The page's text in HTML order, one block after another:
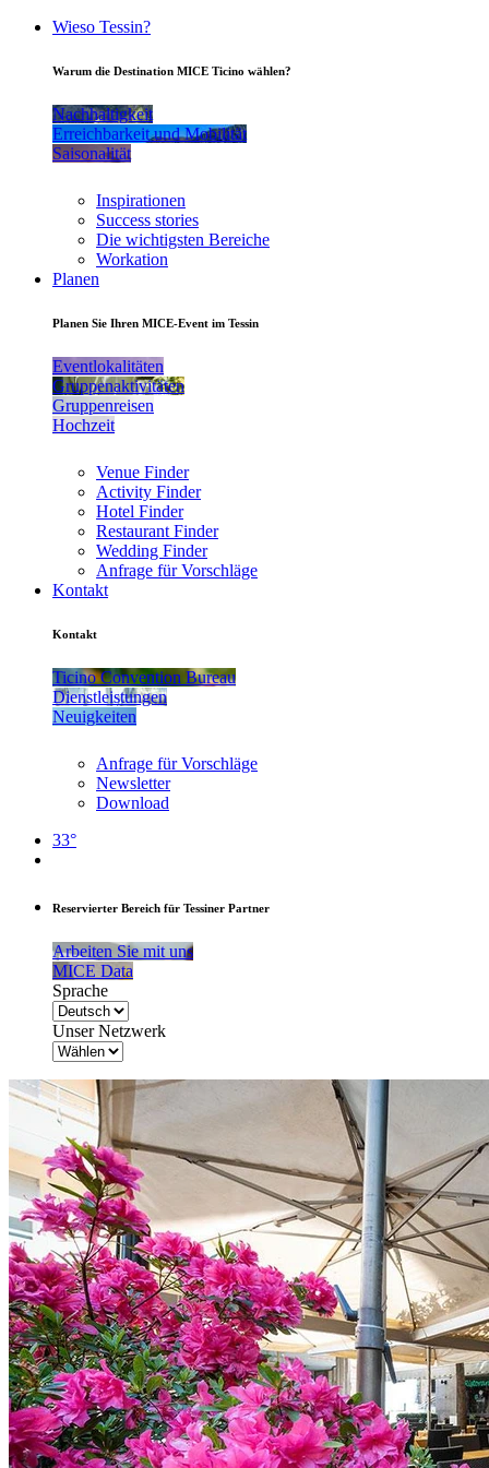
Wieso Tessin?
Warum die Destination MICE Ticino wählen?
Nachhaltigkeit
Erreichbarkeit und Mobilität
Saisonalität
Inspirationen
Success stories
Die wichtigsten Bereiche
Workation
Planen
Planen Sie Ihren MICE-Event im Tessin
Eventlokalitäten
Gruppenaktivitäten
Gruppenreisen
Hochzeit
Venue Finder
Activity Finder
Hotel Finder
Restaurant Finder
Wedding Finder
Anfrage für Vorschläge
Kontakt
Kontakt
Ticino Convention Bureau
Dienstleistungen
Neuigkeiten
Anfrage für Vorschläge
Newsletter
Download
33°
Reservierter Bereich für Tessiner Partner
Arbeiten Sie mit uns
MICE Data
Sprache
Unser Netzwerk